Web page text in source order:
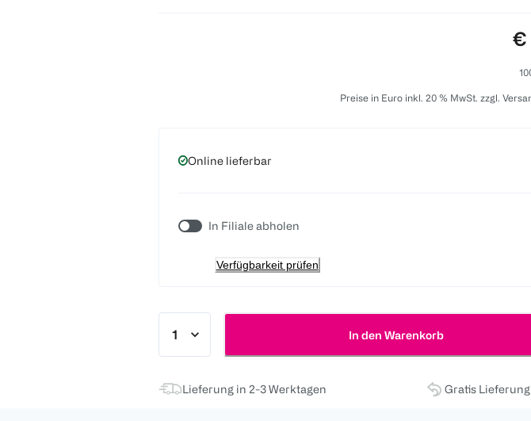
€
Preise in Euro inkl. 20 % MwSt. zzgl.
Online lieferbar
In Filiale abholen
Verfügbarkeit prüfen
In den Warenkorb
Lieferung in 2-3 Werktagen Gratis